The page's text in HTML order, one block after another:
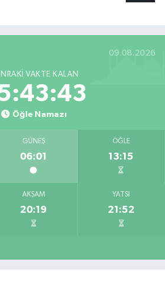
09.08.2026
VAKTE KALAN
Öğle Namazı
GÜNEŞ
06:01
ÖĞLE
13:15
AKŞAM
20:19
YATSI
21:52